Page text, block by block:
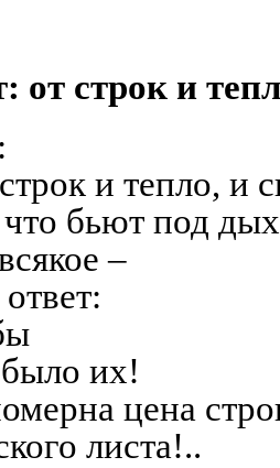
от строк и
и тепло, и
что бьют под
–
их!
цена
листа!..